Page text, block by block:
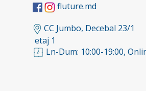
fluture.md
CC Jumbo, Decebal 23/1
etaj 1
Ln-Dum: 10:00-19:00,